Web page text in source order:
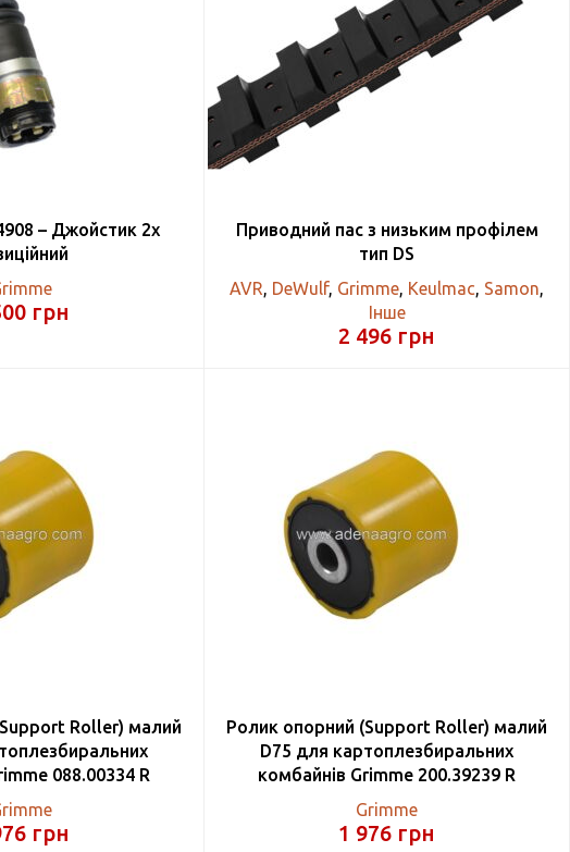
– Джойстик 2х
грн
Приводний пас з низьким профілем
тип DS
AVR, DeWulf, Grimme, Keulmac, Samon,
Інше
2 496 грн
Roller) малий
088.00334 R
грн
Ролик опорний (Support Roller) малий
D75 для картоплезбиральних
комбайнів Grimme 200.39239 R
Grimme
1 976 грн